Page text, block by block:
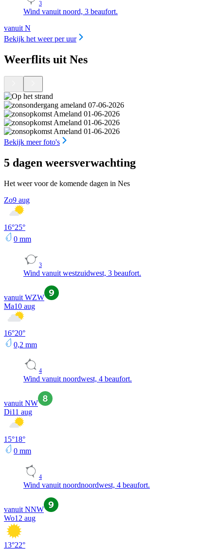
3
Wind vanuit noord, 3 beaufort.
vanuit N
Bekijk het weer per uur
Weerflits uit Nes
Bekijk meer foto's
5 dagen weersverwachting
Het weer voor de komende dagen in Nes
Zo9 aug
16°25°
0 mm
3
Wind vanuit westzuidwest, 3 beaufort.
vanuit WZW
Ma10 aug
16°20°
0,2 mm
4
Wind vanuit noordwest, 4 beaufort.
vanuit NW
Di11 aug
15°18°
0 mm
4
Wind vanuit noordnoordwest, 4 beaufort.
vanuit NNW
Wo12 aug
13°22°